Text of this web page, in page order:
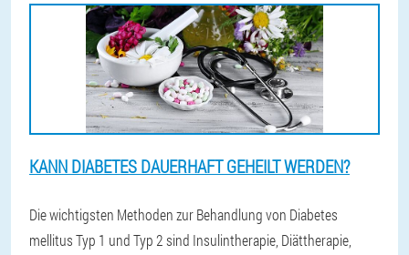
KANN DIABETES DAUERHAFT GEHEILT WERDEN?
Die wichtigsten Methoden zur Behandlung von Diabetes
mellitus Typ 1 und Typ 2 sind Insulintherapie, Diättherapie,